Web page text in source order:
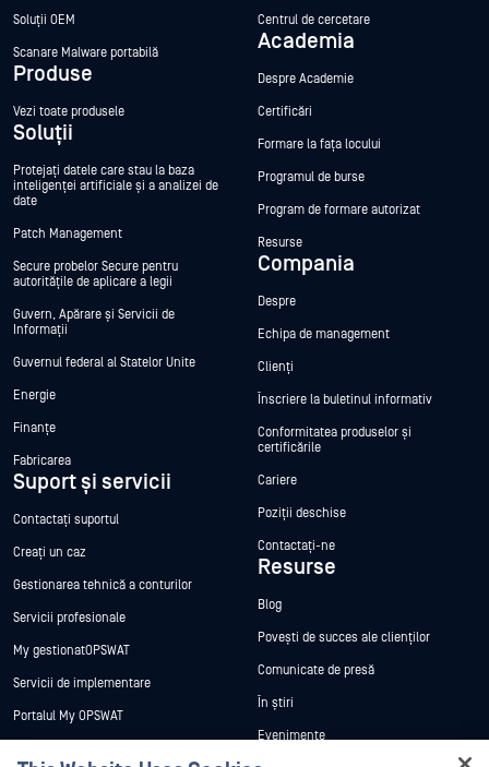
Soluții OEM
Scanare Malware portabilă
Produse
Vezi toate produsele
Soluții
Protejați datele care stau la baza
inteligenței artificiale și a analizei de
date
Patch Management
Secure probelor Secure pentru
autoritățile de aplicare a legii
Guvern, Apărare și Servicii de
Informații
Guvernul federal al Statelor Unite
Energie
Finanțe
Fabricarea
Suport și servicii
Contactați suportul
Creați un caz
Gestionarea tehnică a conturilor
Servicii profesionale
My gestionatOPSWAT
Servicii de implementare
Portalul My OPSWAT
Centrul de cercetare
Academia
Despre Academie
Certificări
Formare la fața locului
Programul de burse
Program de formare autorizat
Resurse
Compania
Despre
Echipa de management
Clienți
Înscriere la buletinul informativ
Conformitatea produselor și
certificările
Cariere
Poziții deschise
Contactați-ne
Resurse
Blog
Povești de succes ale clienților
Comunicate de presă
În știri
Evenimente